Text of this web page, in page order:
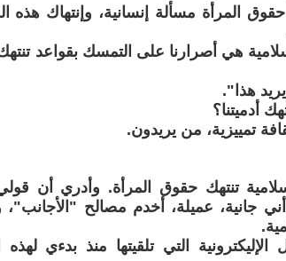
المرأة مسألة إنسانية، وإنتهاك
هي أصرارنا على التمسك بقواعد
هذا".
أدميتنا؟
تمييزية، من يريدون.
تنتهك حقوق المرأة. وأدري أن
عميلة، أخدم مصالح
التي تلقيتها منذ بدءي